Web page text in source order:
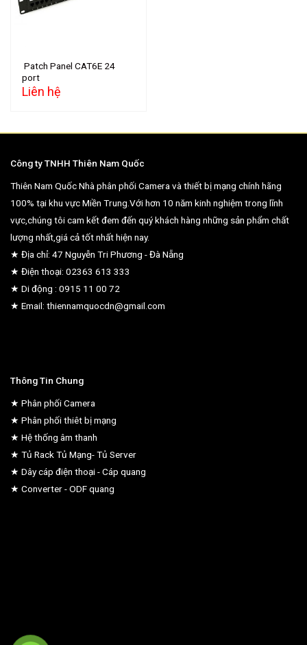
Patch Panel CAT6E 24
port
Liên hệ
Công ty TNHH Thiên Nam Quốc
Thiên Nam Quốc Nhà phân phối Camera và thiết bị mạng chính hãng
100% tại khu vực Miền Trung.Với hơn 10 năm kinh nghiệm trong lĩnh
vực,chúng tôi cam kết đem đến quý khách hàng những sản phẩm chất
lượng nhất,giá cả tốt nhất hiện nay.
★ Địa chỉ: 47 Nguyễn Tri Phương - Đà Nẵng
★ Điện thoại: 02363 613 333
★ Di động : 0915 11 00 72
★ Email: thiennamquocdn@gmail.com
Thông Tin Chung
★ Phân phối Camera
★ Phân phối thiêt bị mạng
★ Hệ thống âm thanh
★ Tủ Rack Tủ Mạng- Tủ Server
★ Dây cáp điện thoại - Cáp quang
★ Converter - ODF quang